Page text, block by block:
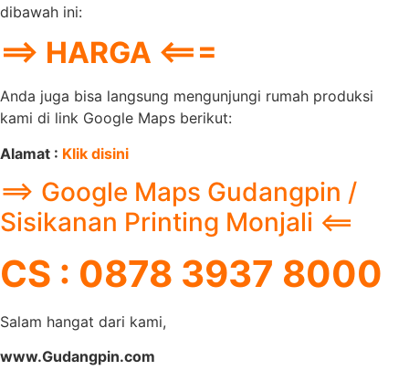
dibawah ini:
==> HARGA <===
Anda juga bisa langsung mengunjungi rumah produksi
kami di link Google Maps berikut:
Alamat : Klik disini
==> Google Maps Gudangpin /
Sisikanan Printing Monjali <==
CS : 0878 3937 8000
Salam hangat dari kami,
www.Gudangpin.com